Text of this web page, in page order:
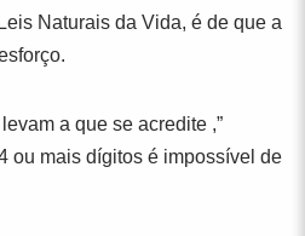
Naturais da Vida, é de que a
a que se acredite ,”
ou mais dígitos é impossível de